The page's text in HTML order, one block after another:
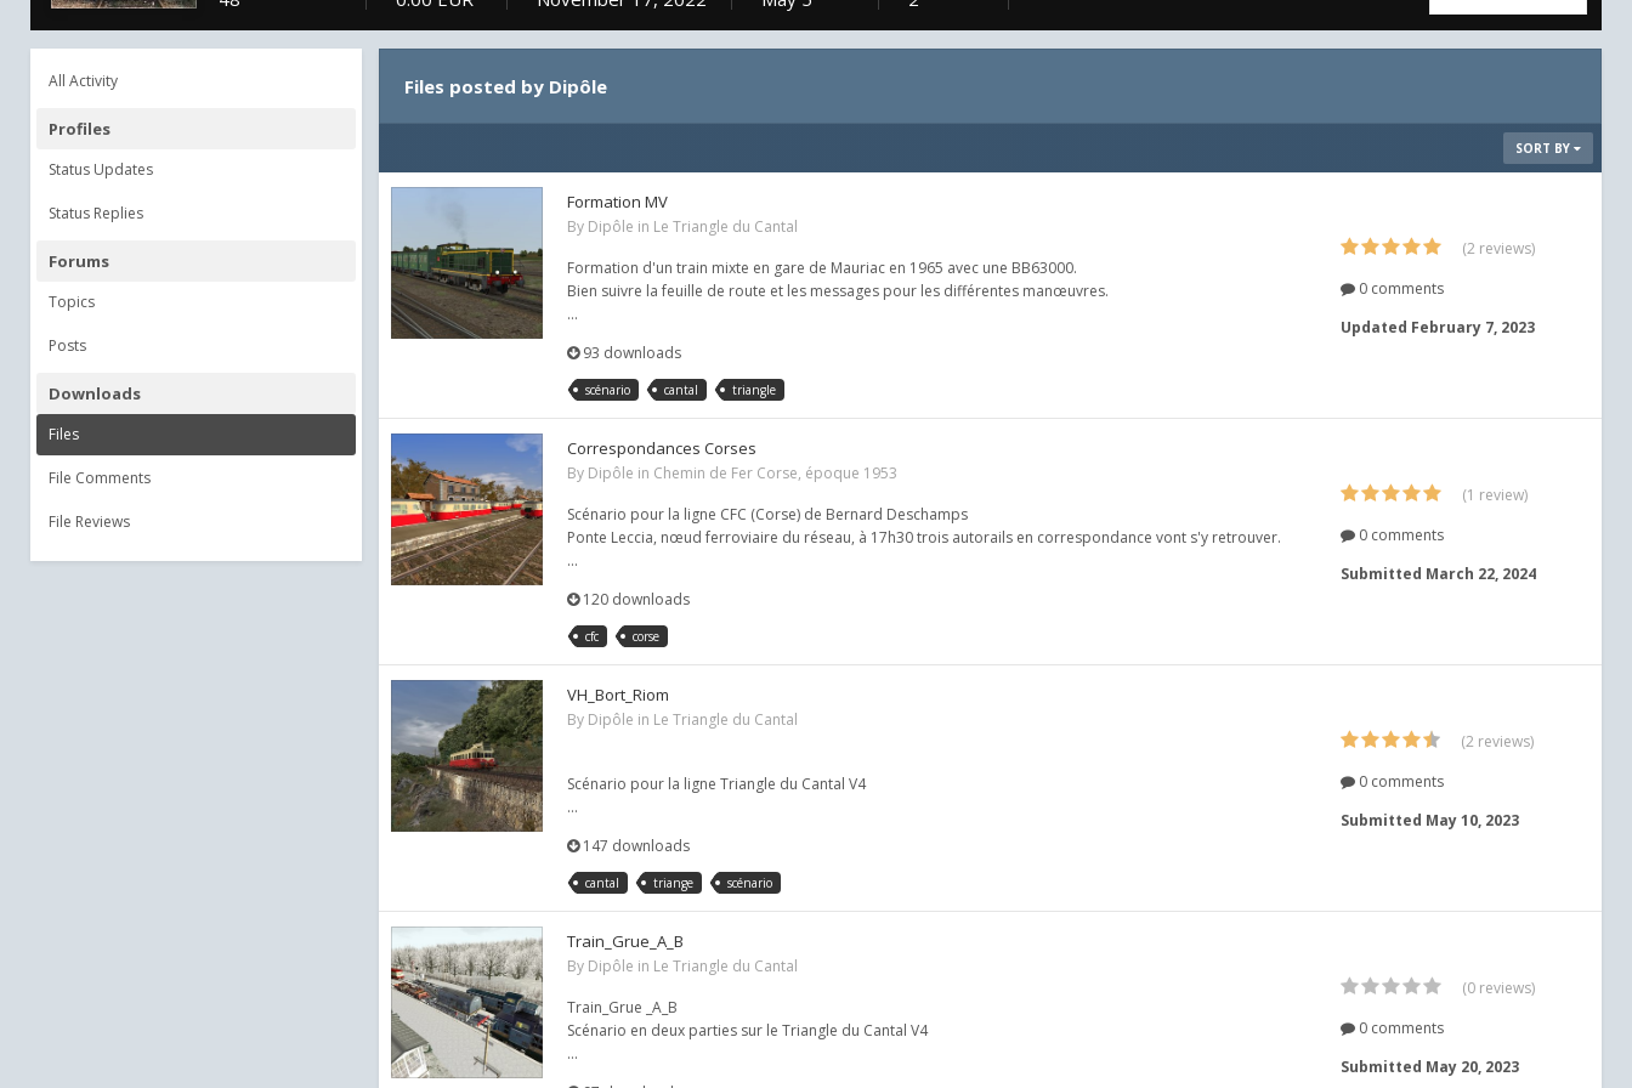
All Activity
Profiles
Status Updates
Status Replies
Forums
Topics
Posts
Downloads
Files
File Comments
File Reviews
Files posted by Dipôle
SORT BY
Formation MV
By Dipôle in Le Triangle du Cantal
Formation d'un train mixte en gare de Mauriac en 1965 avec une BB63000.
Bien suivre la feuille de route et les messages pour les différentes manœuvres.
...
93 downloads
scénario cantal triangle
(2 reviews)
0 comments
Updated February 7, 2023
Correspondances Corses
By Dipôle in Chemin de Fer Corse, époque 1953
Scénario pour la ligne CFC (Corse) de Bernard Deschamps
Ponte Leccia, nœud ferroviaire du réseau, à 17h30 trois autorails en correspondance vont s'y retrouver.
...
120 downloads
cfc corse
(1 review)
0 comments
Submitted March 22, 2024
VH_Bort_Riom
By Dipôle in Le Triangle du Cantal
Scénario pour la ligne Triangle du Cantal V4
...
147 downloads
cantal triange scénario
(2 reviews)
0 comments
Submitted May 10, 2023
Train_Grue_A_B
By Dipôle in Le Triangle du Cantal
Train_Grue _A_B
Scénario en deux parties sur le Triangle du Cantal V4
...
(0 reviews)
0 comments
Submitted May 20, 2023